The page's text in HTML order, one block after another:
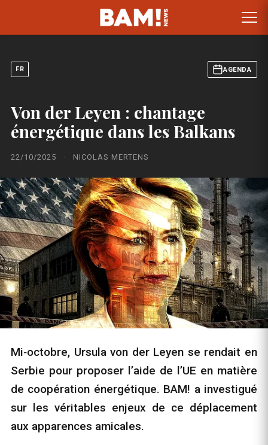
FR AGENDA
Von der Leyen : chantage
énergétique dans les Balkans
22/10/2025 · NICOLAS MERTENS
Mi‑octobre, Ursula von der Leyen se rendait en
Serbie pour proposer l’aide de l’UE en matière
de coopération énergétique. BAM! a investigué
sur les véritables enjeux de ce déplacement
aux apparences amicales.